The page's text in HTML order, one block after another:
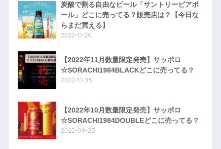
炭酸で割る自由なビール「サントリービアボ
ール」どこに売ってる？販売店は？【今日な
らまだ買える】
2022-11-20
【2022年11月数量限定発売】サッポロ
☆SORACHI1984BLACKどこに売ってる？
2022-11-05
【2022年10月数量限定発売】サッポロ
☆SORACHI1984DOUBLEどこに売ってる？
2022-09-25